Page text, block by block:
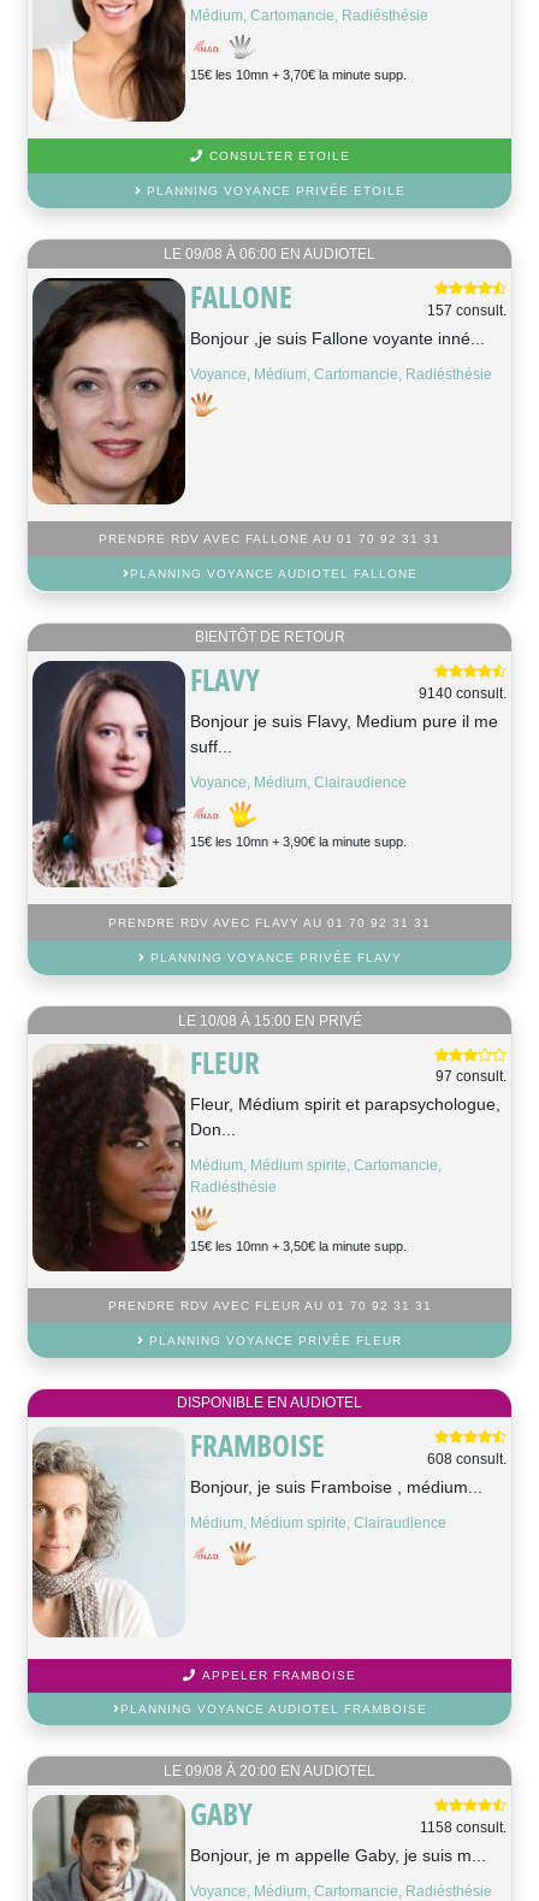
Médium, Cartomancie, Radiésthésie
15€ les 10mn + 3,70€ la minute supp.
CONSULTER ETOILE
PLANNING VOYANCE PRIVÉE ETOILE
LE 09/08 À 06:00 EN AUDIOTEL
FALLONE 157 consult.
Bonjour ,je suis Fallone voyante inné...
Voyance, Médium, Cartomancie, Radiésthésie
PRENDRE RDV AVEC FALLONE AU 01 70 92 31 31
PLANNING VOYANCE AUDIOTEL FALLONE
BIENTÔT DE RETOUR
FLAVY 9140 consult.
Bonjour je suis Flavy, Medium pure il me
suff...
Voyance, Médium, Clairaudience
15€ les 10mn + 3,90€ la minute supp.
PRENDRE RDV AVEC FLAVY AU 01 70 92 31 31
PLANNING VOYANCE PRIVÉE FLAVY
LE 10/08 À 15:00 EN PRIVÉ
FLEUR 97 consult.
Fleur, Médium spirit et parapsychologue,
Don...
Médium, Médium spirite, Cartomancie,
Radiésthésie
15€ les 10mn + 3,50€ la minute supp.
PRENDRE RDV AVEC FLEUR AU 01 70 92 31 31
PLANNING VOYANCE PRIVÉE FLEUR
DISPONIBLE EN AUDIOTEL
FRAMBOISE 608 consult.
Bonjour, je suis Framboise , médium...
Médium, Médium spirite, Clairaudience
APPELER FRAMBOISE
PLANNING VOYANCE AUDIOTEL FRAMBOISE
LE 09/08 À 20:00 EN AUDIOTEL
GABY 1158 consult.
Bonjour, je m appelle Gaby, je suis m...
Voyance, Médium, Cartomancie, Radiésthésie